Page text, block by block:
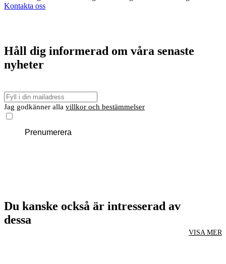
Kontakta oss
Håll dig informerad om våra senaste
nyheter
E-
post
Jag godkänner alla villkor och bestämmelser
Prenumerera
Du kanske också är intresserad av
dessa
VISA MER